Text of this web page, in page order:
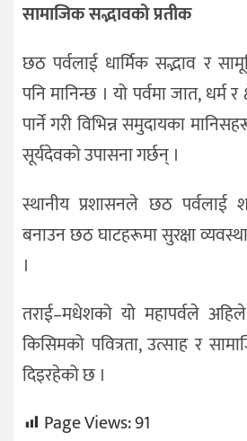
सामाजिक सद्भावको प्रतीक
छठ पर्वलाई धार्मिक सद्भाव र
पनि मानिन्छ । यो पर्वमा जात, धर्म
पार्ने गरी विभिन्न समुदायका
सूर्यदेवको उपासना गर्छन् ।
स्थानीय प्रशासनले छठ पर्वलाई
बनाउन छठ घाटहरूमा सुरक्षा
।
तराई–मधेशको यो महापर्वले
किसिमको पवित्रता, उत्साह र
दिइरहेको छ ।
Page Views:91